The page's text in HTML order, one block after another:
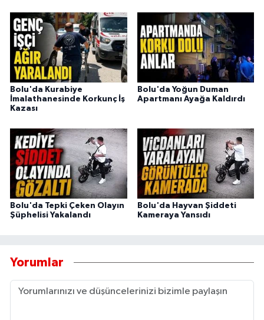
Bolu'da Kurabiye
İmalathanesinde Korkunç İş
Kazası
Bolu'da Yoğun Duman
Apartmanı Ayağa Kaldırdı
Bolu'da Tepki Çeken Olayın
Şüphelisi Yakalandı
Bolu'da Hayvan Şiddeti
Kameraya Yansıdı
Yorumlar